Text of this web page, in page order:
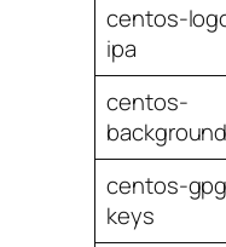
centos-
ipa
centos-
centos-
keys